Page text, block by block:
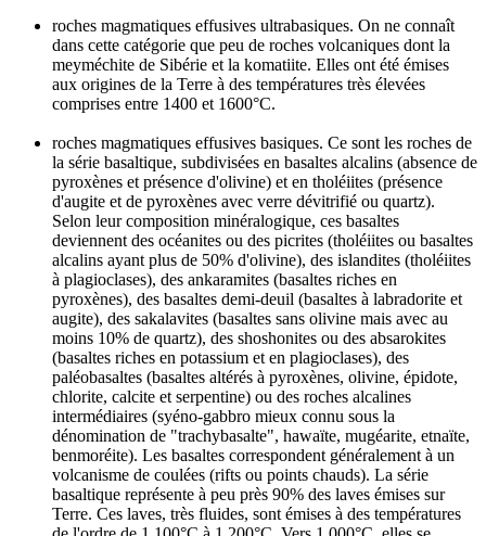
roches magmatiques effusives ultrabasiques. On ne connaît
dans cette catégorie que peu de roches volcaniques dont la
meyméchite de Sibérie et la komatiite. Elles ont été émises
aux origines de la Terre à des températures très élevées
comprises entre 1400 et 1600°C.
roches magmatiques effusives basiques. Ce sont les roches de
la série basaltique, subdivisées en basaltes alcalins (absence de
pyroxènes et présence d'olivine) et en tholéiites (présence
d'augite et de pyroxènes avec verre dévitrifié ou quartz).
Selon leur composition minéralogique, ces basaltes
deviennent des océanites ou des picrites (tholéiites ou basaltes
alcalins ayant plus de 50% d'olivine), des islandites (tholéiites
à plagioclases), des ankaramites (basaltes riches en
pyroxènes), des basaltes demi-deuil (basaltes à labradorite et
augite), des sakalavites (basaltes sans olivine mais avec au
moins 10% de quartz), des shoshonites ou des absarokites
(basaltes riches en potassium et en plagioclases), des
paléobasaltes (basaltes altérés à pyroxènes, olivine, épidote,
chlorite, calcite et serpentine) ou des roches alcalines
intermédiaires (syéno-gabbro mieux connu sous la
dénomination de "trachybasalte", hawaïte, mugéarite, etnaïte,
benmoréite). Les basaltes correspondent généralement à un
volcanisme de coulées (rifts ou points chauds). La série
basaltique représente à peu près 90% des laves émises sur
Terre. Ces laves, très fluides, sont émises à des températures